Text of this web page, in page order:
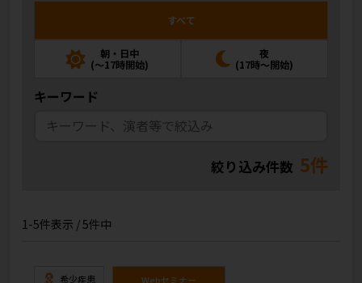
すべて
朝・日中
(～17時開始)
夜
(17時～開始)
キーワード
絞り込み件数 5件
1-5件表示 / 5件中
希少疾患 Webセミナー